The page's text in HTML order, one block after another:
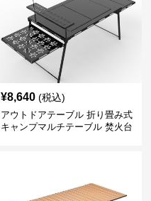
¥8,640 (税込)
アウトドアテーブル 折り畳み式
キャンプマルチテーブル 焚火台